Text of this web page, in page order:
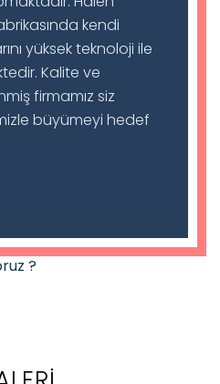
kendi
yüksek teknoloji ile
Kalite ve
firmamız siz
büyümeyi hedef